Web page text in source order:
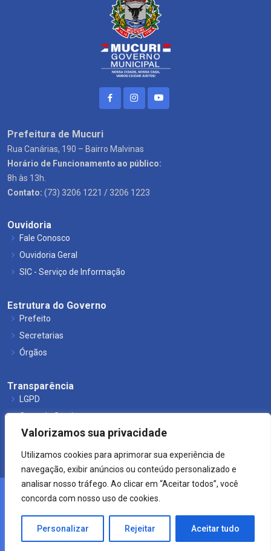
Valorizamos sua privacidade
Utilizamos cookies para aprimorar sua experiência de
navegação, exibir anúncios ou conteúdo personalizado e
analisar nosso tráfego. Ao clicar em “Aceitar todos”, você
concorda com nosso uso de cookies.
Personalizar Rejeitar Aceitar tudo
Prefeitura de Mucuri
Rua Canárias, 190 – Bairro Malvinas
Horário de Funcionamento ao público:
8h às 13h.
Contato: (73) 3206 1221 / 3206 1223
Ouvidoria
Fale Conosco
Ouvidoria Geral
SIC - Serviço de Informação
Estrutura do Governo
Prefeito
Secretarias
Órgãos
Transparência
LGPD
Carta de Serviços
Leis Municipais
Crearte WEB